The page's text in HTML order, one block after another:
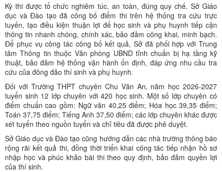
Kỳ thi được tổ chức nghiêm túc, an toàn, đúng quy chế. Sở Giáo
dục và Đào tạo đã công bố điểm thi trên hệ thống tra cứu trực
tuyến, tạo điều kiện thuận lợi để học sinh và phụ huynh tiếp cận
thông tin nhanh chóng, chính xác, bảo đảm công khai, minh bạch.
Để phục vụ công tác công bố kết quả, Sở đã phối hợp với Trung
tâm Thông tin thuộc Văn phòng UBND tỉnh chuẩn bị hạ tầng kỹ
thuật, bảo đảm hệ thống vận hành ổn định, đáp ứng nhu cầu tra
cứu của đông đảo thí sinh và phụ huynh.
Đối với Trường THPT chuyên Chu Văn An, năm học 2026-2027
tuyển sinh 12 lớp chuyên với 420 học sinh. Một số lớp chuyên có
điểm chuẩn cao gồm: Ngữ văn 40,25 điểm; Hóa học 39,35 điểm;
Toán 37,75 điểm; Tiếng Anh 37,50 điểm; các lớp chuyên khác được
xét tuyển theo nguồn tuyển và chỉ tiêu đã được phê duyệt.
Sở Giáo dục và Đào tạo cũng hướng dẫn các nhà trường thông báo
rộng rãi kết quả thi, đồng thời triển khai công tác tiếp nhận hồ sơ
nhập học và phúc khảo bài thi theo quy định, bảo đảm quyền lợi
của thí sinh.